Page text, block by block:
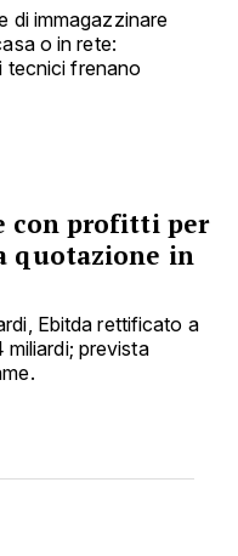
di immagazzinare
o in rete:
tecnici frenano
con profitti per
quotazione in
Ebitda rettificato a
miliardi; prevista